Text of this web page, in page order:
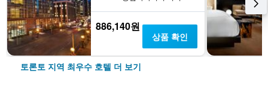
886,140원
상품 확인
토론토 지역 최우수 호텔 더 보기